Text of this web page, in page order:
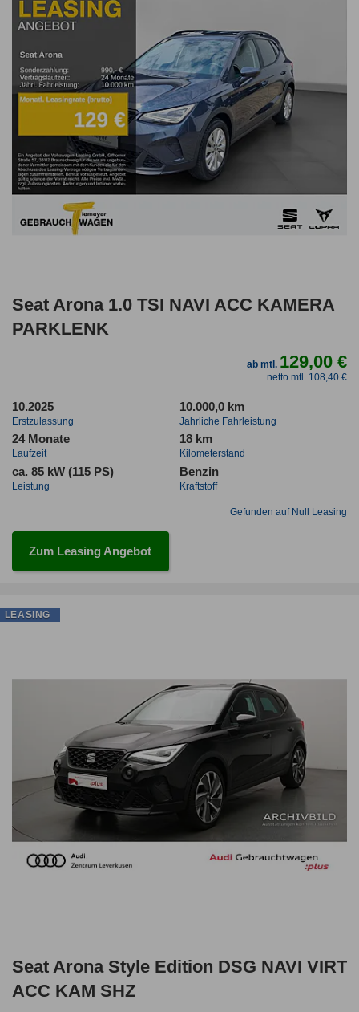
Seat Arona 1.0 TSI NAVI ACC KAMERA
PARKLENK
ab mtl. 129,00 €
netto mtl. 108,40 €
10.2025
Erstzulassung
10.000,0 km
Jahrliche Fahrleistung
24 Monate
Laufzeit
18 km
Kilometerstand
ca. 85 kW (115 PS)
Leistung
Benzin
Kraftstoff
Gefunden auf Null Leasing
Zum Leasing Angebot
Seat Arona Style Edition DSG NAVI VIRT
ACC KAM SHZ
LEASING